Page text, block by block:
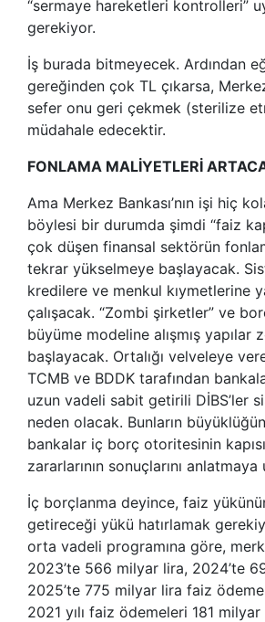
“sermaye hareketleri kontrolleri”
gerekiyor.
İş burada bitmeyecek. Ardından
gereğinden çok TL çıkarsa,
sefer onu geri çekmek (sterilize
müdahale edecektir.
FONLAMA MALİYETLERİ
Ama Merkez Bankası’nın işi hiç
böylesi bir durumda şimdi “faiz
çok düşen finansal sektörün
tekrar yükselmeye başlayacak.
kredilere ve menkul kıymetlerine
çalışacak. “Zombi şirketler” ve
büyüme modeline alışmış yapılar
başlayacak. Ortalığı velveleye
TCMB ve BDDK tarafından
uzun vadeli sabit getirili DİBS’ler
neden olacak. Bunların
bankalar iç borç otoritesinin
zararlarının sonuçlarını
İç borçlanma deyince, faiz
getireceği yükü hatırlamak
orta vadeli programına göre,
2023’te 566 milyar lira, 2024’te
2025’te 775 milyar lira faiz
2021 yılı faiz ödemeleri 181